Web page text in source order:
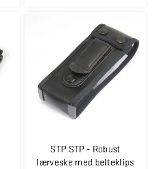
STP STP - Robust
lærveske med belteklips